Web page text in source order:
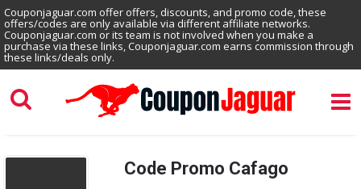
Couponjaguar.com offer offers, discounts, and promo code, these
offers/codes are only available via different affiliate networks.
Couponjaguar.com or its team is not involved when you make a
purchase via these links, Couponjaguar.com earns commission through
these links/deals only.
Code Promo Cafago